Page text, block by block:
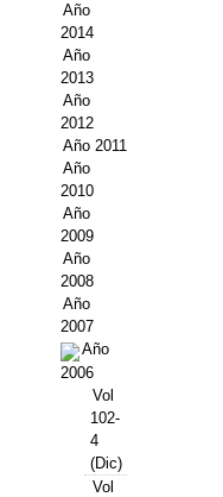
Políticas Editoriales
Propuesta Volumen
Sello Calidad FECYT
Premio Prensa Agraria
Buscador de Artículos
JORNADAS AIDA
Presentación Jornadas
Comunicaciones
Jornadas PAM 2026
Premio Jóvenes
Año
2014
Año
2013
Año
2012
Año 2011
Año
2010
Año
2009
Año
2008
Año
2007
Año
2006
Vol
102-
4
(Dic)
Vol